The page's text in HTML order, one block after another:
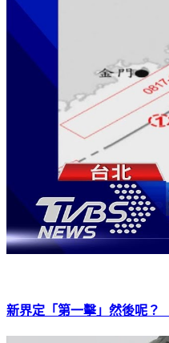
新界定「第一擊」然後呢